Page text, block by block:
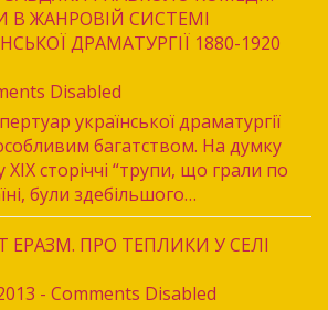
В ЖАНРОВІЙ СИСТЕМІ
ДРАМАТУРГІЇ 1880-1920
Disabled
української драматургії
багатством. На думку
сторіччі “трупи, що грали по
були здебільшого…
ЕРАЗМ. ПРО ТЕПЛИКИ У СЕЛІ
- Comments Disabled